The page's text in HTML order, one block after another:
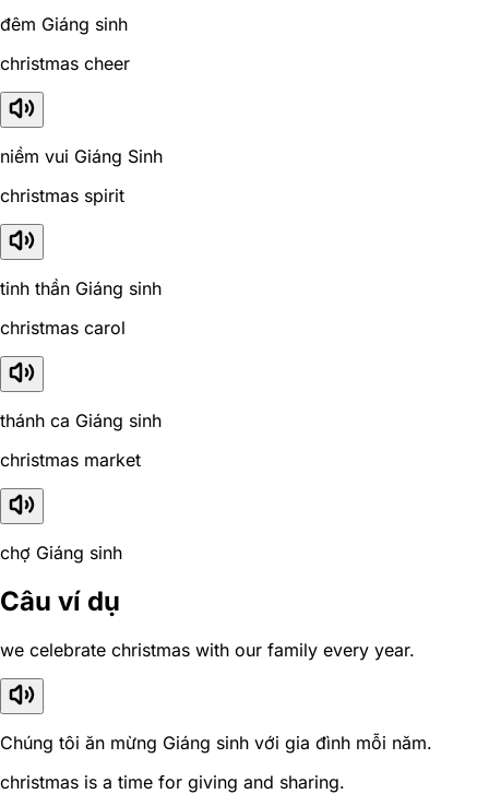
đêm Giáng sinh
christmas cheer
niềm vui Giáng Sinh
christmas spirit
tinh thần Giáng sinh
christmas carol
thánh ca Giáng sinh
christmas market
chợ Giáng sinh
Câu ví dụ
we celebrate christmas with our family every year.
Chúng tôi ăn mừng Giáng sinh với gia đình mỗi năm.
christmas is a time for giving and sharing.